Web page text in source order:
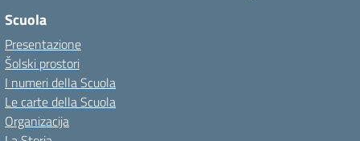
Scuola
Presentazione
Šolski prostori
I numeri della Scuola
Le carte della Scuola
Organizacija